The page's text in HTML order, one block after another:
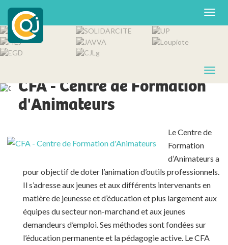
CFA - Centre de Formation
d'Animateurs
Le Centre de
Formation
d’Animateurs a
pour objectif de doter l’animation d’outils professionnels.
Il s’adresse aux jeunes et aux différents intervenants en
matière de jeunesse et d’éducation et plus largement aux
équipes du secteur non-marchand et aux jeunes
demandeurs d’emploi. Ses méthodes sont fondées sur
l’éducation permanente et la pédagogie active. Le CFA